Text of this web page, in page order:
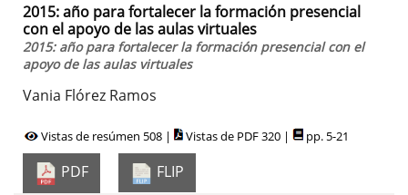
2015: año para fortalecer la formación presencial
con el apoyo de las aulas virtuales
2015: año para fortalecer la formación presencial con el
apoyo de las aulas virtuales
Vania Flórez Ramos
Vistas de resúmen 508 | Vistas de PDF 320 | pp. 5-21
PDF FLIP